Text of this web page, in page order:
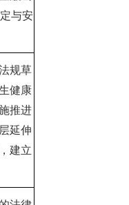
与安
规草
健康
推进
延伸
建立